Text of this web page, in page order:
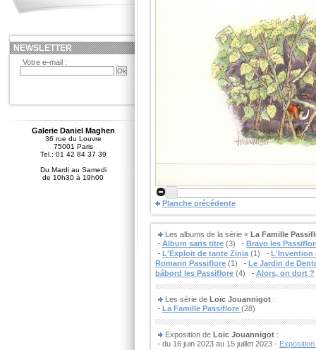
Planche précédente
Les albums de la série « La Famille
Album sans titre (3)
Bravo les
L'Exploit de tante Zinia (1)
L'Invention
Romarin Passiflore (1)
Le Jardin de
bâbord les Passiflore (4) Alors, on dort ?
Les série de Loïc Jouannigot :
La Famille Passiflore (28)
Exposition de Loïc Jouannigot :
du 16 juin 2023 au 15 juillet 2023 -
NEWSLETTER
Votre e-mail :
Galerie Daniel Maghen
36 rue du Louvre
75001 Paris
Tel.: 01 42 84 37 39
Du Mardi au Samedi
de 10h30 à 19h00